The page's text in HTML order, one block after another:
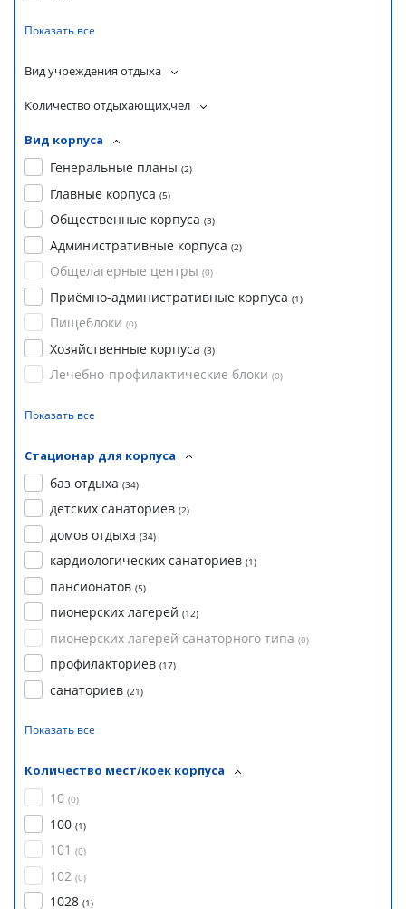
Показать все
Вид учреждения отдыха
Количество отдыхающих,чел
Вид корпуса
Генеральные планы (2)
Главные корпуса (5)
Общественные корпуса (3)
Административные корпуса (2)
Общелагерные центры (0)
Приёмно-административные корпуса (1)
Пищеблоки (0)
Хозяйственные корпуса (3)
Лечебно-профилактические блоки (0)
Показать все
Стационар для корпуса
баз отдыха (34)
детских санаториев (2)
домов отдыха (34)
кардиологических санаториев (1)
пансионатов (5)
пионерских лагерей (12)
пионерских лагерей санаторного типа (0)
профилакториев (17)
санаториев (21)
Показать все
Количество мест/коек корпуса
10 (0)
100 (1)
101 (0)
102 (0)
1028 (1)